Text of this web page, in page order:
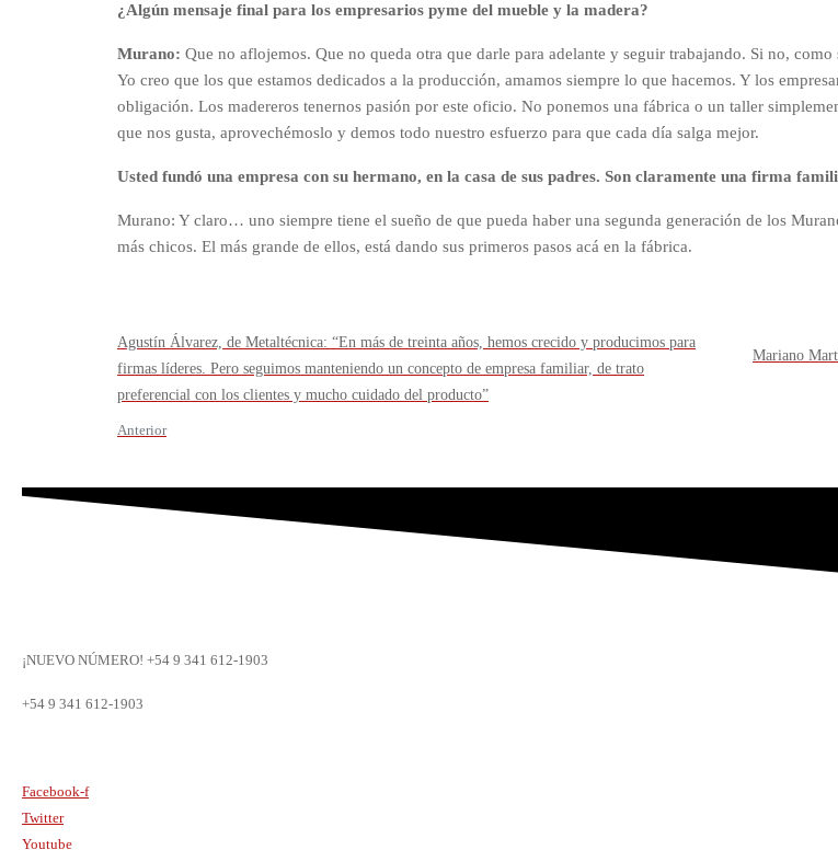
¿Algún mensaje final para los empresarios pyme del mueble y la madera?
Murano: Que no aflojemos. Que no queda otra que darle para adelante y seguir trabajando. Si no,
Yo creo que los que estamos dedicados a la producción, amamos siempre lo que hacemos. Y los
obligación. Los madereros tenernos pasión por este oficio. No ponemos una fábrica o un taller
que nos gusta, aprovechémoslo y demos todo nuestro esfuerzo para que cada día salga mejor.
Usted fundó una empresa con su hermano, en la casa de sus padres. Son claramente una firma
Murano: Y claro… uno siempre tiene el sueño de que pueda haber una segunda generación de los
más chicos. El más grande de ellos, está dando sus primeros pasos acá en la fábrica.
Agustín Álvarez, de Metaltécnica: “En más de treinta años, hemos crecido y producimos para
firmas líderes. Pero seguimos manteniendo un concepto de empresa familiar, de trato
preferencial con los clientes y mucho cuidado del producto”
Anterior
Mariano
¡NUEVO NÚMERO! +54 9 341 612-1903
+54 9 341 612-1903
Facebook-f
Twitter
Youtube